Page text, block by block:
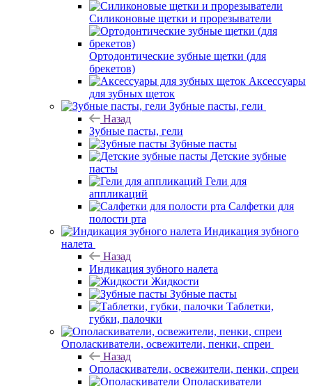
Силиконовые щетки и прорезыватели
Ортодонтические зубные щетки (для
брекетов)
Аксессуары
для зубных щеток
Зубные пасты, гели
Назад
Зубные пасты, гели
Зубные пасты
Детские зубные
пасты
Гели для
аппликаций
Салфетки для
полости рта
Индикация зубного
налета
Назад
Индикация зубного налета
Жидкости
Зубные пасты
Таблетки,
губки, палочки
Ополаскиватели, освежители, пенки, спреи
Назад
Ополаскиватели, освежители, пенки, спреи
Ополаскиватели